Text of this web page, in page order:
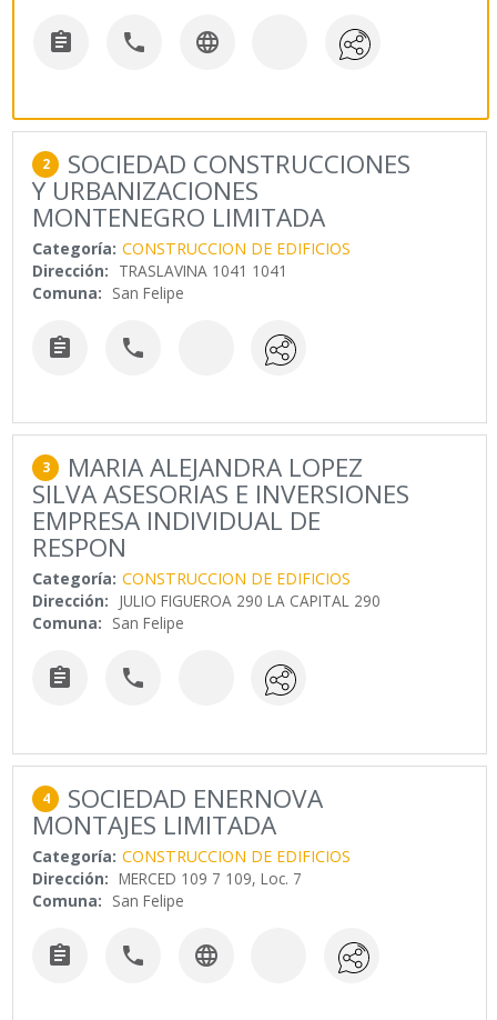
  
2 SOCIEDAD CONSTRUCCIONES
Y URBANIZACIONES
MONTENEGRO LIMITADA
Categoría: CONSTRUCCION DE EDIFICIOS
Dirección: TRASLAVINA 1041 1041
Comuna: San Felipe
 
3 MARIA ALEJANDRA LOPEZ
SILVA ASESORIAS E INVERSIONES
EMPRESA INDIVIDUAL DE
RESPON
Categoría: CONSTRUCCION DE EDIFICIOS
Dirección: JULIO FIGUEROA 290 LA CAPITAL 290
Comuna: San Felipe
 
4 SOCIEDAD ENERNOVA
MONTAJES LIMITADA
Categoría: CONSTRUCCION DE EDIFICIOS
Dirección: MERCED 109 7 109, Loc. 7
Comuna: San Felipe
  